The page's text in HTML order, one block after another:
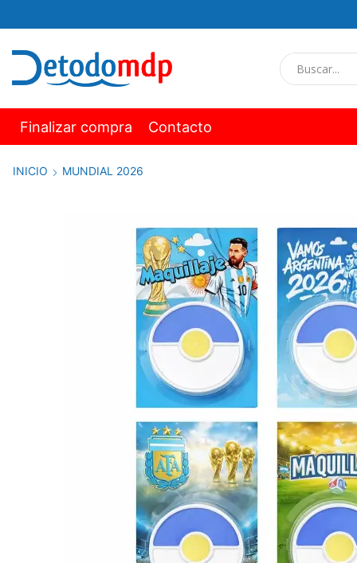
Finalizar compra Contacto
INICIO MUNDIAL 2026